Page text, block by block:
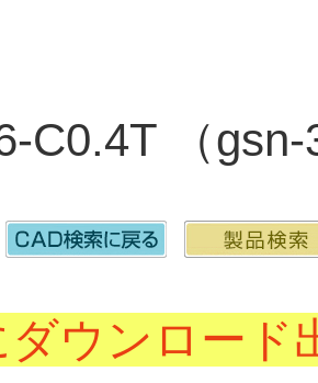
C0.4T （
ウンロード